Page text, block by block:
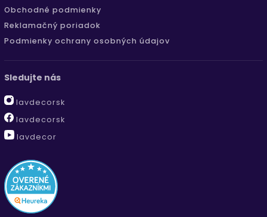
Obchodné podmienky
Reklamačný poriadok
Podmienky ochrany osobných údajov
Sledujte nás
lavdecorsk
lavdecorsk
lavdecor